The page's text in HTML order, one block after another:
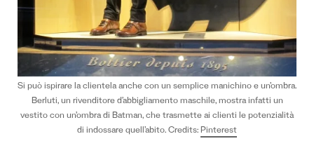
Si può ispirare la clientela anche con un semplice manichino e un’ombra.
Berluti, un rivenditore d’abbigliamento maschile, mostra infatti un
vestito con un’ombra di Batman, che trasmette ai clienti le potenzialità
di indossare quell’abito. Credits: Pinterest